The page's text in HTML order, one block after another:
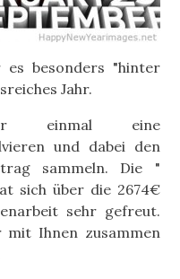
es besonders "hinter
Jahr.
einmal eine
und dabei den
sammeln. Die "
sich über die 2674€
sehr gefreut.
mit Ihnen zusammen